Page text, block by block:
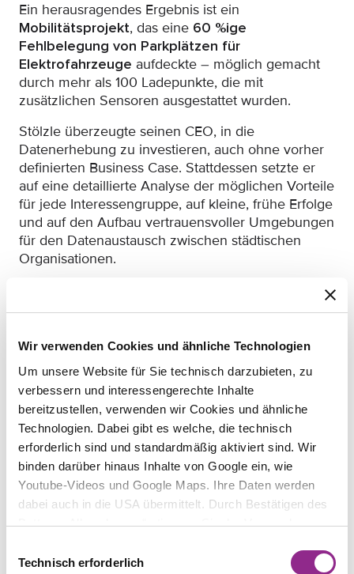
Wir verwenden Cookies und ähnliche Technologien
Um unsere Website für Sie technisch darzubieten, zu
verbessern und interessengerechte Inhalte
bereitzustellen, verwenden wir Cookies und ähnliche
Technologien. Dabei gibt es welche, die technisch
erforderlich sind und standardmäßig aktiviert sind. Wir
binden darüber hinaus Inhalte von Google ein, wie
Youtube-Videos und Google Maps. Ihre Daten werden
dabei auch in die USA übermittelt. Durch Bestätigen des
Buttons „Alle zulassen“ stimmen Sie der Verwendung zu.
Sie einzelne Kategorien an- oder abwählen und „Auswahl
Technisch erforderlich
Ein herausragendes Ergebnis ist ein
Mobilitätsprojekt, das eine 60 %ige
Fehlbelegung von Parkplätzen für
Elektrofahrzeuge aufdeckte – möglich gemacht
durch mehr als 100 Ladepunkte, die mit
zusätzlichen Sensoren ausgestattet wurden.
Stölzle überzeugte seinen CEO, in die
Datenerhebung zu investieren, auch ohne vorher
definierten Business Case. Stattdessen setzte er
auf eine detaillierte Analyse der möglichen Vorteile
für jede Interessengruppe, auf kleine, frühe Erfolge
und auf den Aufbau vertrauensvoller Umgebungen
für den Datenaustausch zwischen städtischen
Organisationen.
zu überwinden und ein Beispiel dafür zu setzen,
Leistungen hinaus innovativ tätig werden
können.
18. August 2025